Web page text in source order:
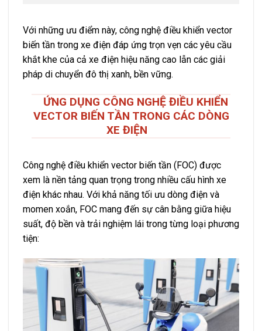
Với những ưu điểm này, công nghệ điều khiển vector
biến tần trong xe điện đáp ứng trọn vẹn các yêu cầu
khắt khe của cả xe điện hiệu năng cao lẫn các giải
pháp di chuyển đô thị xanh, bền vững.
ỨNG DỤNG CÔNG NGHỆ ĐIỀU KHIỂN
VECTOR BIẾN TẦN TRONG CÁC DÒNG
XE ĐIỆN
Công nghệ điều khiển vector biến tần (FOC) được
xem là nền tảng quan trọng trong nhiều cấu hình xe
điện khác nhau. Với khả năng tối ưu dòng điện và
momen xoắn, FOC mang đến sự cân bằng giữa hiệu
suất, độ bền và trải nghiệm lái trong từng loại phương
tiện: